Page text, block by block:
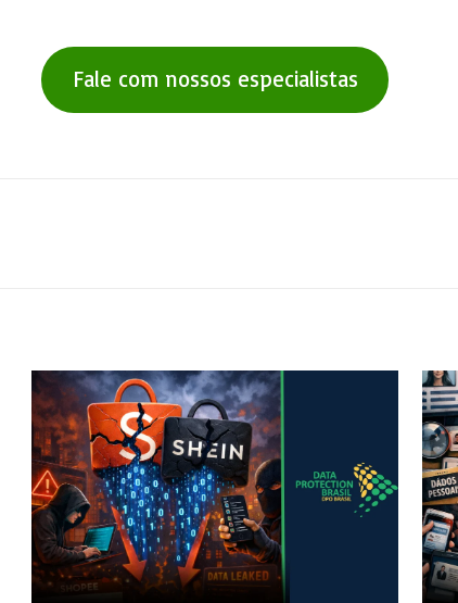
Fale com nossos especialistas